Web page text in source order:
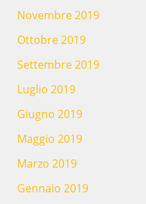
Novembre 2019
Ottobre 2019
Settembre 2019
Luglio 2019
Giugno 2019
Maggio 2019
Marzo 2019
Gennaio 2019